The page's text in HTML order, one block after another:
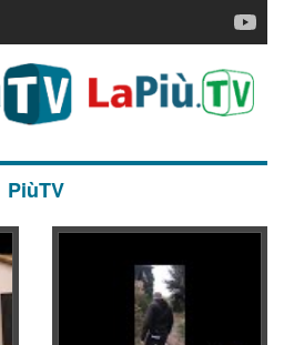
PiùTV